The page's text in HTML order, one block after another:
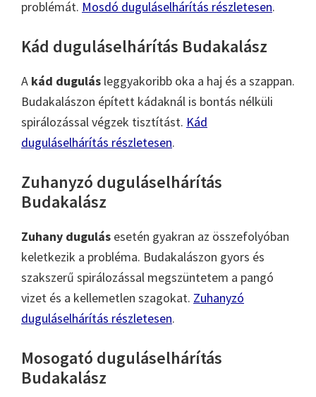
problémát. Mosdó duguláselhárítás részletesen.
Kád duguláselhárítás Budakalász
A kád dugulás leggyakoribb oka a haj és a szappan.
Budakalászon épített kádaknál is bontás nélküli
spirálozással végzek tisztítást. Kád
duguláselhárítás részletesen.
Zuhanyzó duguláselhárítás
Budakalász
Zuhany dugulás esetén gyakran az összefolyóban
keletkezik a probléma. Budakalászon gyors és
szakszerű spirálozással megszüntetem a pangó
vizet és a kellemetlen szagokat. Zuhanyzó
duguláselhárítás részletesen.
Mosogató duguláselhárítás
Budakalász